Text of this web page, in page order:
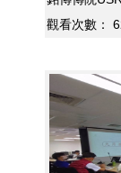
觀看次數：